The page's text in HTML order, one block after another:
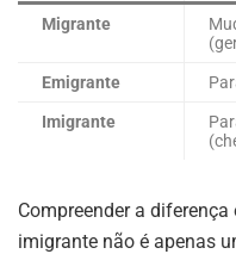
Migrante
Emigrante
Imigrante
Compreender a
imigrante não é apenas